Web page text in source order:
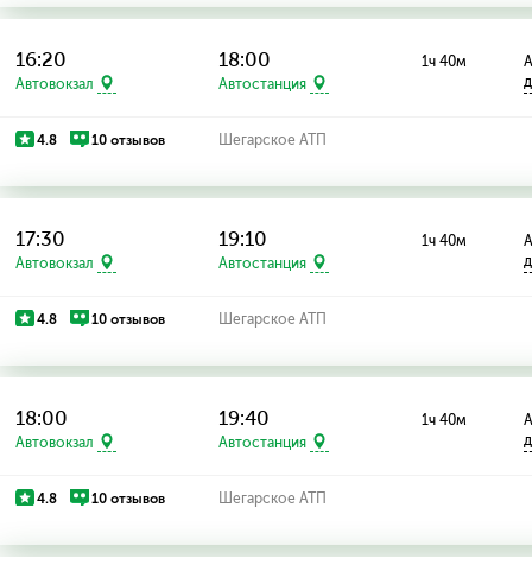
16:20
Автовокзал
18:00
Автостанция
1ч 40м
4.8 10 отзывов Шегарское АТП
17:30
Автовокзал
19:10
Автостанция
1ч 40м
4.8 10 отзывов Шегарское АТП
18:00
Автовокзал
19:40
Автостанция
1ч 40м
4.8 10 отзывов Шегарское АТП